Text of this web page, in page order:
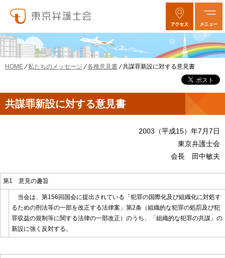
HOME 私たちのメッセージ 各種意見書 共謀罪新設に対する意見書
共謀罪新設に対する意見書
2003（平成15）年7月7日
東京弁護士会
会長 田中敏夫
第1 意見の趣旨
当会は、第156回国会に提出されている「犯罪の国際化及び組織化に対処す
るための刑法等の一部を改正する法律案」第2条（組織的な犯罪の処罰及び犯
罪収益の規制等に関する法律の一部改正）のうち、「組織的な犯罪の共謀」の
新設に強く反対する。